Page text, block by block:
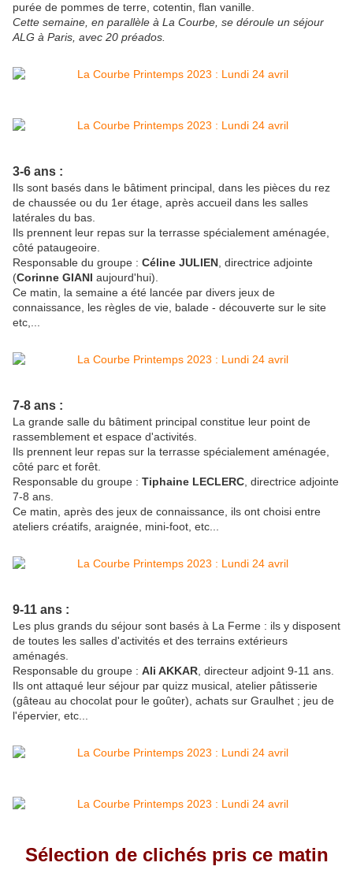
purée de pommes de terre, cotentin, flan vanille.
Cette semaine, en parallèle à La Courbe, se déroule un séjour
ALG à Paris, avec 20 préados.
3-6 ans :
Ils sont basés dans le bâtiment principal, dans les pièces du rez
de chaussée ou du 1er étage, après accueil dans les salles
latérales du bas.
Ils prennent leur repas sur la terrasse spécialement aménagée,
côté pataugeoire.
Responsable du groupe : Céline JULIEN , directrice adjointe
(Corinne GIANI aujourd'hui).
Ce matin, la semaine a été lancée par divers jeux de
connaissance, les règles de vie, balade - découverte sur le site
etc,...
7-8 ans :
La grande salle du bâtiment principal constitue leur point de
rassemblement et espace d'activités.
Ils prennent leur repas sur la terrasse spécialement aménagée,
côté parc et forêt.
Responsable du groupe : Tiphaine LECLERC , directrice adjointe
7-8 ans.
Ce matin, après des jeux de connaissance, ils ont choisi entre
ateliers créatifs, araignée, mini-foot, etc...
9-11 ans :
Les plus grands du séjour sont basés à La Ferme : ils y disposent
de toutes les salles d'activités et des terrains extérieurs
aménagés.
Responsable du groupe : Ali AKKAR , directeur adjoint 9-11 ans.
Ils ont attaqué leur séjour par quizz musical, atelier pâtisserie
(gâteau au chocolat pour le goûter), achats sur Graulhet ; jeu de
l'épervier, etc...
Sélection de clichés pris ce matin